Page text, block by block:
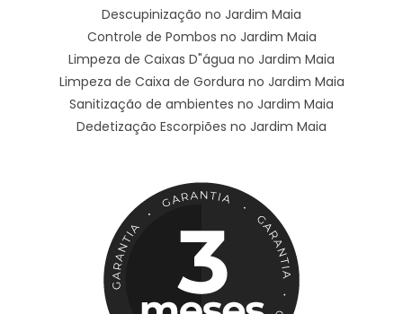
Descupinização no Jardim Maia
Controle de Pombos no Jardim Maia
Limpeza de Caixas D"água no Jardim Maia
Limpeza de Caixa de Gordura no Jardim Maia
Sanitização de ambientes no Jardim Maia
Dedetização Escorpiões no Jardim Maia